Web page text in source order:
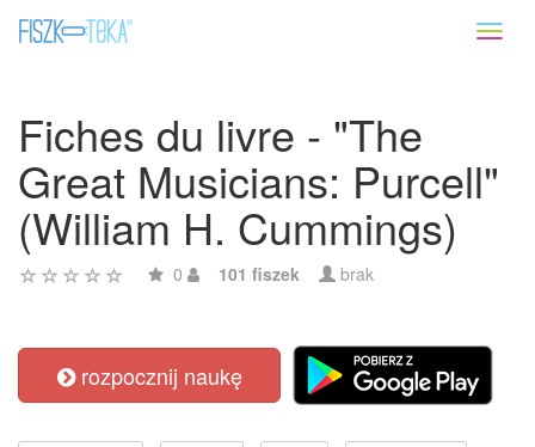
Fiches du livre - "The
Great Musicians: Purcell"
(William H. Cummings)
0 101 fiszek brak
rozpocznij naukę